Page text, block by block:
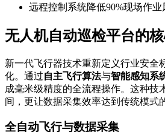
远程控制系统降低90%现场作业
无人机自动巡检平台的
新一代飞行器技术重新定义行业安全
化。通过自主飞行算法与智能感知系
成毫米级精度的全流程操作。这种技
间，更让数据采集效率达到传统模式
全自动飞行与数据采集